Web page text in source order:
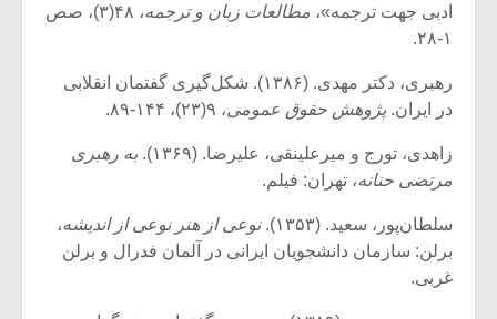
ادبی جهت ترجمه»، مطالعات زبان و ترجمه
، ۴۸(۳)، صص
۱-۲۸.
رهبری، دکتر مهدی. (۱۳۸۶). شکل‌گیری گفتمان انقلابی
در ایران. پژوهش حقوق عمومی، ۹(۲۳)، ۱۴۴-۸۹.
زاهدی، تورج و میرعلینقی، علیرضا. (۱۳۶۹).
به رهبری
مرتضی حنانه، تهران: فیلم.
سلطان‌پور، سعید. (۱۳۵۳). نوعی از هنر نوعی از اندیشه،
برلن: سازمان دانشجویان ایرانی در آلمان فدرال و برلن
غربی.